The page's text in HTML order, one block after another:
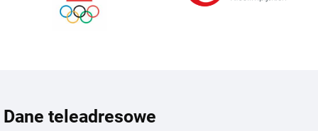
Dane teleadresowe